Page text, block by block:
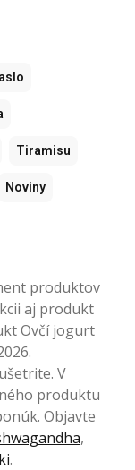
Tiramisu
Noviny
produktov
aj produkt
Ovčí jogurt
V
produktu
Objavte
,
.